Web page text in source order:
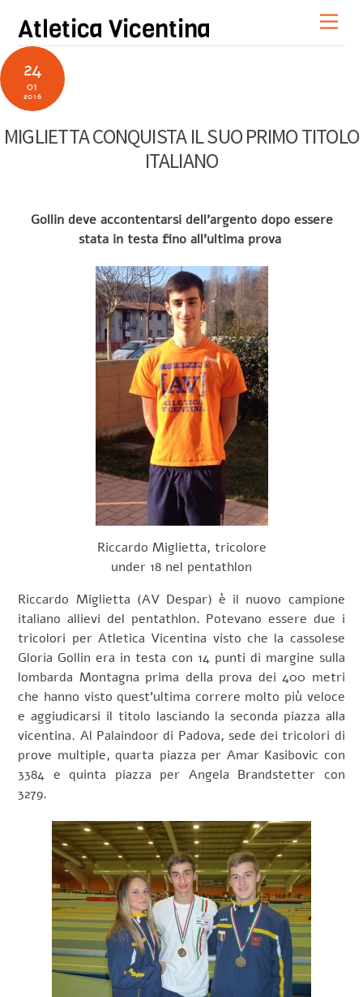
content
Atletica Vicentina
24
01
2016
MIGLIETTA CONQUISTA IL SUO PRIMO TITOLO
ITALIANO
Gollin deve accontentarsi dell’argento dopo essere
stata in testa fino all’ultima prova
Riccardo Miglietta, tricolore
under 18 nel pentathlon
Riccardo Miglietta (AV Despar) è il nuovo campione
italiano allievi del pentathlon. Potevano essere due i
tricolori per Atletica Vicentina visto che la cassolese
Gloria Gollin era in testa con 14 punti di margine sulla
lombarda Montagna prima della prova dei 400 metri
che hanno visto quest’ultima correre molto più veloce
e aggiudicarsi il titolo lasciando la seconda piazza alla
vicentina. Al Palaindoor di Padova, sede dei tricolori di
prove multiple, quarta piazza per Amar Kasibovic con
3384 e quinta piazza per Angela Brandstetter con
3279.